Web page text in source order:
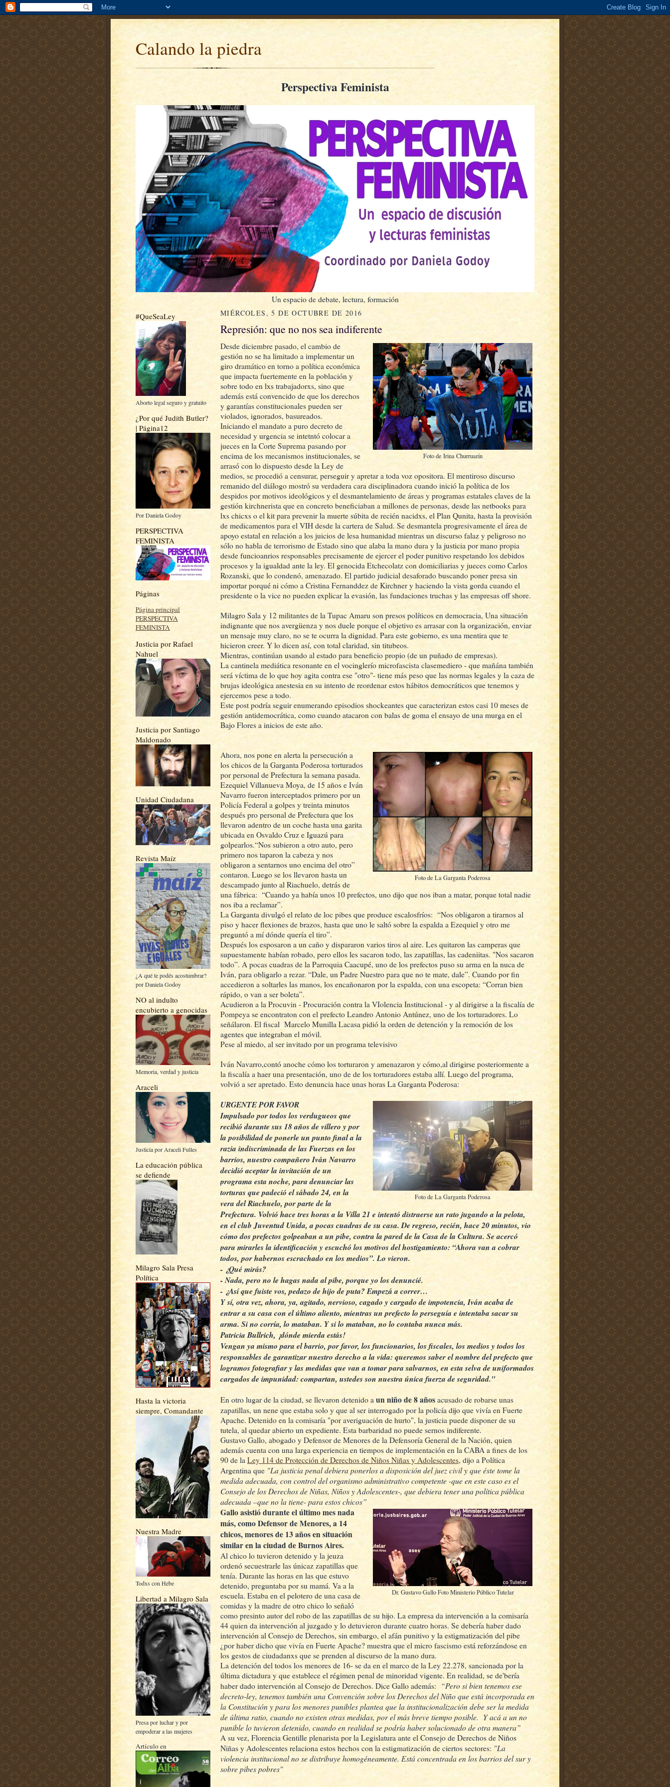
Calando la piedra
Perspectiva Feminista
Un espacio de debate, lectura, formación
#QueSeaLey
Aborto legal seguro y gratuito
¿Por qué Judith Butler?
| Página12
Por Daniela Godoy
PERSPECTIVA
FEMINISTA
Páginas
Página principal
PERSPECTIVA
FEMINISTA
Justicia por Rafael
Nahuel
Justicia por Santiago
Maldonado
Unidad Ciudadana
Revista Maíz
¿A qué te podés acostumbrar?
por Daniela Godoy
NO al indulto
encubierto a genocidas
Memoria, verdad y justicia
Araceli
Justicia por Araceli Fulles
La educación pública
se defiende
Milagro Sala Presa
Política
Hasta la victoria
siempre, Comandante
Nuestra Madre
Todxs con Hebe
Libertad a Milagro Sala
Presa por luchar y por
empoderar a las mujeres
Artículo en
MIÉRCOLES, 5 DE OCTUBRE DE 2016
Represión: que no nos sea indiferente
Foto de Irina Churruarín
Desde diciembre pasado, el cambio de
gestión no se ha limitado a implementar un
giro dramático en torno a política económica
que impacta fuertemente en la población y
sobre todo en lxs trabajadorxs, sino que
además está convencido de que los derechos
y garantías constitucionales pueden ser
violados, ignorados, basureados.
Iniciando el mandato a puro decreto de
necesidad y urgencia se intetntó colocar a
jueces en la Corte Suprema pasando por
encima de los mecanismos institucionales, se
arrasó con lo dispuesto desde la Ley de
medios, se procedió a censurar, perseguir y apretar a toda voz opositora. El mentiroso discurso
remanido del diálogo mostró su verdadera cara disciplinadora cuando inició la política de los
despidos por motivos ideológicos y el desmantelamiento de áreas y programas estatales claves de la
gestión kirchnerista que en concreto beneficiaban a millones de personas, desde las netbooks para
lxs chicxs o el kit para prevenir la muerte súbita de recién nacidxs, el Plan Qunita, hasta la provisión
de medicamentos para el VIH desde la cartera de Salud. Se desmantela progresivamente el área de
apoyo estatal en relación a los juicios de lesa humanidad mientras un discurso falaz y peligroso no
sólo no habla de terrorismo de Estado sino que alaba la mano dura y la justicia por mano propia
desde funcioanrios responsables precisamente de ejercer el poder punitivo respetando los debidos
procesos y la igualdad ante la ley. El genocida Etchecolatz con domiciliarias y jueces como Carlos
Rozanski, que lo condenó, amenazado. El partido judicial desaforado buscando poner presa sin
importar porqué ni cómo a Cristina Fernanddez de Kirchner y haciendo la vista gorda cuando el
presidente o la vice no pueden explicar la evasión, las fundaciones truchas y las empresas off shore.
Milagro Sala y 12 militantes de la Tupac Amaru son presos políticos en democracia, Una situación
indignante que nos avergüenza y nos duele porque el objetivo es arrasar con la organización, enviar
un mensaje muy claro, no se te ocurra la dignidad. Para este gobierno, es una mentira que te
hicieron creer. Y lo dicen así, con total claridad, sin titubeos.
Mientras, continúan usando al estado para beneficio propio (de un puñado de empresas).
La cantinela mediática resonante en el vocinglerío microfascista clasemediero - que mañána también
será víctima de lo que hoy agita contra ese "otro"- tiene más peso que las normas legales y la caza de
brujas ideológica anestesia en su intento de reordenar estos hábitos democráticos que tenemos y
ejercemos pese a todo.
Este post podría seguir enumerando episodios shockeantes que caracterizan estos casi 10 meses de
gestión antidemocrática, como cuando atacaron con balas de goma el ensayo de una murga en el
Bajo Flores a inicios de este año.
Foto de La Garganta Poderosa
Ahora, nos pone en alerta la persecución a
los chicos de la Garganta Poderosa torturados
por personal de Prefectura la semana pasada.
Ezequiel Villanueva Moya, de 15 años e Iván
Navarro fueron interceptados primero por un
Policía Federal a golpes y treinta minutos
después pro personal de Prefectura que los
llevaron adentro de un coche hasta una garita
ubicada en Osvaldo Cruz e Iguazú para
golpearlos.“Nos subieron a otro auto, pero
primero nos taparon la cabeza y nos
obligaron a sentarnos uno encima del otro”
contaron. Luego se los llevaron hasta un
descampado junto al Riachuelo, detrás de
una fábrica: “Cuando ya había unos 10 prefectos, uno dijo que nos iban a matar, porque total nadie
nos iba a reclamar”.
La Garganta divulgó el relato de loc pibes que produce escalosfríos: “Nos obligaron a tirarnos al
piso y hacer flexiones de brazos, hasta que uno le saltó sobre la espalda a Ezequiel y otro me
preguntó a mí dónde quería el tiro”.
Después los esposaron a un caño y dispararon varios tiros al aire. Les quitaron las camperas que
supuestamente habían robado, pero ellos les sacaron todo, las zapatillas, las cadeniitas. "Nos sacaron
todo”. A pocas cuadras de la Parroquia Caacupé, uno de los prefectos puso su arma en la nuca de
Iván, para obligarlo a rezar. “Dale, un Padre Nuestro para que no te mate, dale”. Cuando por fin
accedieron a soltarles las manos, los encañonaron por la espalda, con una escopeta: “Corran bien
rápido, o van a ser boleta”.
Acudieron a la Procuvin - Procuración contra la VIolencia Institucional - y al dirigirse a la fiscalía de
Pompeya se encontraton con el prefecto Leandro Antonio Antúnez, uno de los torturadores. Lo
señálaron. El fiscal Marcelo Munilla Lacasa pidió la orden de detención y la remoción de los
agentes que integraban el móvil.
Pese al miedo, al ser invitado por un programa televisivo
Iván Navarro,contó anoche cómo los torturaron y amenazaron y cómo,al dirigirse posteriormente a
la fiscalía a haer una presentación, uno de de los torturadores estaba allí. Luego del programa,
volvió a ser apretado. Esto denuncia hace unas horas La Garganta Poderosa:
Foto de La Garganta Poderosa
URGENTE POR FAVOR
Impulsado por todos los verdugueos que
recibió durante sus 18 años de villero y por
la posibilidad de ponerle un punto final a la
razia indiscriminada de las Fuerzas en los
barrios, nuestro compañero Iván Navarro
decidió aceptar la invitación de un
programa esta noche, para denunciar las
torturas que padeció el sábado 24, en la
vera del Riachuelo, por parte de la
Prefectura. Volvió hace tres horas a la Villa 21 e intentó distraerse un rato jugandoa la pelota,
en el club Juventud Unida, a pocas cuadras de su casa. De regreso, recién, hace 20 minutos, vio
cómo dos prefectos golpeaban a un pibe, contra la pared de la Casa de la Cultura. Se acercó
para mirarles la identificación y escuchó los motivos del hostigamiento: “Ahora van a cobrar
todos, por habernos escrachado en los medios”. Lo vieron.
- ¿Qué mirás?
- Nada, pero no le hagas nada al pibe, porque yo los denuncié.
- ¿Así que fuiste vos, pedazo de hijo de puta? Empezá a correr…
Y sí, otra vez, ahora, ya, agitado, nervioso, cagado y cargado de impotencia, Iván acaba de
entrar a su casa con el último aliento, mientras un prefecto lo perseguía e intentaba sacar su
arma. Si no corría, lo mataban. Y si lo mataban, no lo contaba nunca más.
Patricia Bullrich, ¡dónde mierda estás!
Vengan ya mismo para el barrio, por favor, los funcionarios, los fiscales, los medios y todos los
responsables de garantizar nuestro derecho a la vida: queremos saber el nombre del prefecto que
logramos fotografiar y las medidas que van a tomar para salvarnos, en esta selva de uniformados
cargados de impunidad: compartan, ustedes son nuestra única fuerza de seguridad."
En otro lugar de la ciudad, se llevaron detenido a un niño de 8 años acusado de robarse unas
zapatillas, un nene que estaba solo y que al ser interrogado por la policía dijo que vivía en Fuerte
Apache. Detenido en la comisaría "por averiguación de hurto", la justicia puede disponer de su
tutela, al quedar abierto un expediente. Esta barbaridad no puede sernos indiferente.
Gustavo Gallo, abogado y Defensor de Menores de la Defensoría General de la Nación, quien
además cuenta con una larga experiencia en tiempos de implementación en la CABA a fines de los
90 de la Ley 114 de Protección de Derechos de Niños Niñas y Adolescentes, dijo a Política
Argentina que "La justicia penal debiera ponerlos a disposición del juez civil y que éste tome la
medida adecuada, con control del organismo administrativo competente -que en este caso es el
Consejo de los Derechos de Niñas, Niños y Adolescentes-, que debiera tener una política pública
adecuada –que no la tiene- para estos chicos”
Dr. Gustavo Gallo Foto Ministerio Público Tutelar
Gallo asistió durante el último mes nada
más, como Defensor de Menores, a 14
chicos, menores de 13 años en situación
similar en la ciudad de Burnos Aires.
Al chico lo tuvieron detenido y la jeuza
ordenó secuestrarle las únicaz zapatillas que
tenía. Durante las horas en las que estuvo
detenido, preguntaba por su mamá. Va a la
escuela. Estaba en el pelotero de una casa de
comidas y la madre de otro chico lo señaló
como presinto autor del robo de las zapatillas de su hijo. La empresa da intervención a la comisaría
44 quien da intervención al juzgado y lo detuvieron durante cuatro horas. Se debería haber dado
intervención al Consejo de Derechos, sin embargo, el afán punitivo y la estigmatización del pibe
¿por haber dicho que vivía en Fuerte Apache? muestra que el micro fascismo está reforzándose en
los gestos de ciudadanxs que se prenden al discurso de la mano dura.
La detención del todos los menores de 16- se da en el marco de la Ley 22.278, sancionada por la
última dictadura y que establece el régimen penal de minoridad vigente. En realidad, se de'bería
haber dado intervención al Consejo de Derechos. Dice Gallo además: “Pero si bien tenemos ese
decreto-ley, tenemos también una Convención sobre los Derechos del Niño que está incorporada en
la Constitución y para los menores punibles plantea que la institucionalización debe ser la medida
de última ratio, cuando no existen otras medidas, por el más breve tiempo posible. Y acá a un no
punible lo tuvieron detenido, cuando en realidad se podría haber solucionado de otra manera”
A su vez, Florencia Gentille plenarista por la Legislatura ante el Consejo de Derechos de Niños
Niñas y Adolescentes relaciona estos hechos con la estigmatización de ciertos sectores: "La
violencia institucional no se distribuye homogéneamente. Está concentrada en los barrios del sur y
sobre pibes pobres"